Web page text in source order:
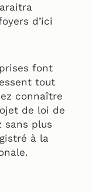
d’ici
font
tout
connaître
de loi de
sans plus
à la